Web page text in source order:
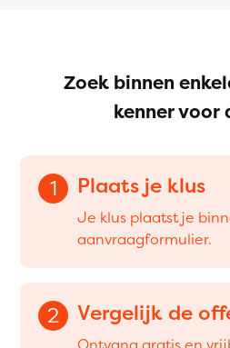
Zoek binnen
kenner voor
1 Plaats je klus
Je klus plaatst je
aanvraagformulier.
2 Vergelijk de